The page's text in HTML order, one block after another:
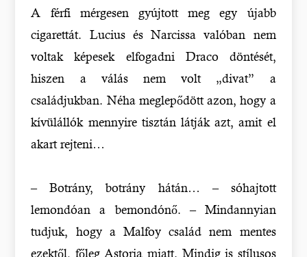
A férfi mérgesen gyújtott meg egy újabb
cigarettát. Lucius és Narcissa valóban nem
voltak képesek elfogadni Draco döntését,
hiszen a válás nem volt „divat” a
családjukban. Néha meglepődött azon, hogy a
kívülállók mennyire tisztán látják azt, amit el
akart rejteni…
– Botrány, botrány hátán… – sóhajtott
lemondóan a bemondónő. – Mindannyian
tudjuk, hogy a Malfoy család nem mentes
ezektől, főleg Astoria miatt. Mindig is stílusos